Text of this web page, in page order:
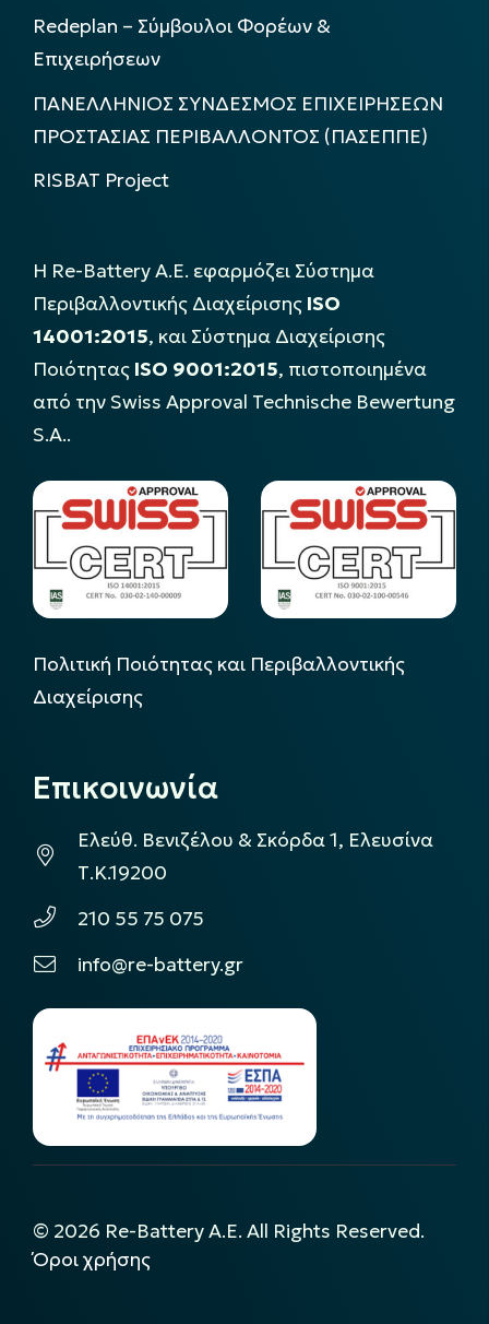
Redeplan – Σύμβουλοι Φορέων &
Επιχειρήσεων
ΠΑΝΕΛΛΗΝΙΟΣ ΣΥΝΔΕΣΜΟΣ ΕΠΙΧΕΙΡΗΣΕΩΝ
ΠΡΟΣΤΑΣΙΑΣ ΠΕΡΙΒΑΛΛΟΝΤΟΣ (ΠΑΣΕΠΠΕ)
RISBAT Project
Η Re-Battery Α.Ε. εφαρμόζει Σύστημα
Περιβαλλοντικής Διαχείρισης ISO
14001:2015, και Σύστημα Διαχείρισης
Ποιότητας ISO 9001:2015, πιστοποιημένα
από την Swiss Approval Technische Bewertung
S.A..
Πολιτική Ποιότητας και Περιβαλλοντικής
Διαχείρισης
Επικοινωνία
Ελεύθ. Βενιζέλου & Σκόρδα 1, Ελευσίνα
Τ.Κ.19200
210 55 75 075
info@re-battery.gr
© 2026 Re-Battery A.E. All Rights Reserved.
Όροι χρήσης